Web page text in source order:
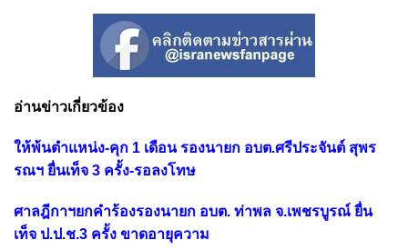
อ่านข่าวเกี่ยวข้อง
ให้พ้นตำแหน่ง-คุก 1 เดือน รองนายก อบต.ศรีประจันต์ สุพร
รณฯ ยื่นเท็จ 3 ครั้ง-รอลงโทษ
ศาลฎีกาฯยกคำร้องรองนายก อบต. ท่าพล จ.เพชรบูรณ์ ยื่น
เท็จ ป.ป.ช.3 ครั้ง ขาดอายุความ